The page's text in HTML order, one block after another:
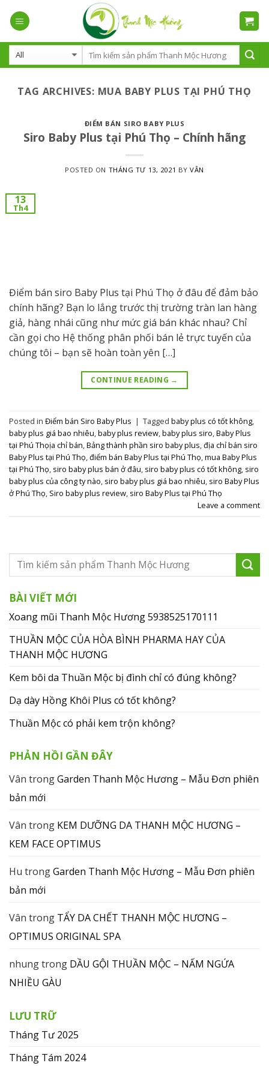
TAG ARCHIVES: MUA BABY PLUS TẠI PHÚ THỌ
ĐIỂM BÁN SIRO BABY PLUS
Siro Baby Plus tại Phú Thọ – Chính hãng
POSTED ON THÁNG TƯ 13, 2021 BYVÂN
13
Th4
Điểm bán siro Baby Plus tại Phú Thọ ở đâu để đảm bảo
chính hãng? Bạn lo lắng trước thị trường tràn lan hàng
giả, hàng nhái cũng như mức giá bán khác nhau? Chỉ
cần gọi cho Hệ thống phân phối bán lẻ trực tuyến của
chúng tôi – bạn sẽ hoàn toàn yên […]
CONTINUE READING →
Posted in Điểm bán Siro Baby Plus | Tagged baby plus có tốt không,
baby plus giá bao nhiêu,baby plus review,baby plus siro,Baby Plus
tại Phú Thọịa chỉ bán,Bảng thành phần siro baby plus,địa chỉ bán siro
Baby Plus tại Phú Thọ,điểm bán Baby Plus tại Phú Thọ,mua Baby Plus
tại Phú Thọ, siro baby plus bán ở đâu, siro baby plus có tốt không, siro
baby plus của công ty nào, siro baby plus giá bao nhiêu, siro Baby Plus
ở Phú Thọ, Siro baby plus review, siro Baby Plus tại Phú Thọ
Leave a comment
BÀI VIẾT MỚI
Xoang mũi Thanh Mộc Hương 5938525170111
THUẦN MỘC CỦA HÒA BÌNH PHARMA HAY CỦA
THANH MỘC HƯƠNG
Kem bôi da Thuần Mộc bị đình chỉ có đúng không?
Dạ dày Hồng Khôi Plus có tốt không?
Thuần Mộc có phải kem trộn không?
PHẢN HỒI GẦN ĐÂY
Vân trongGarden Thanh Mộc Hương – Mẫu Đơn phiên
bản mới
Vân trong KEM DƯỠNG DA THANH MỘC HƯƠNG –
KEM FACE OPTIMUS
Hu trongGarden Thanh Mộc Hương – Mẫu Đơn phiên
bản mới
Vân trong TẨY DA CHẾT THANH MỘC HƯƠNG –
OPTIMUS ORIGINAL SPA
nhungtrong DẦU GỘI THUẦN MỘC – NẤM NGỨA
NHIỀU GÀU
LƯU TRỮ
Tháng Tư 2025
Tháng Tám 2024